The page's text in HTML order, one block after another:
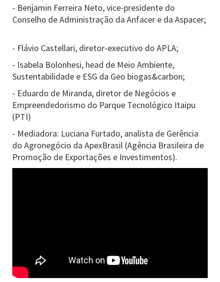
- Benjamin Ferreira Neto, vice-presidente do
Conselho de Administração da Anfacer e da Aspacer;
- Flávio Castellari, diretor-executivo do APLA;
- Isabela Bolonhesi, head de Meio Ambiente,
Sustentabilidade e ESG da Geo biogas&carbon;
- Eduardo de Miranda, diretor de Negócios e
Empreendedorismo do Parque Tecnológico Itaipu
(PTI)
- Mediadora: Luciana Furtado, analista de Gerência
do Agronegócio da ApexBrasil (Agência Brasileira de
Promoção de Exportações e Investimentos).